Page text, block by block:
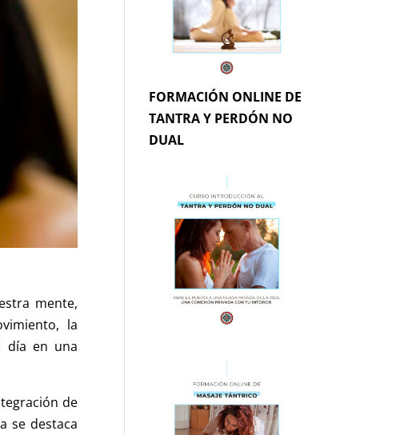
mente,
la
día en una
de
se destaca
FORMACIÓN ONLINE DE
TANTRA Y PERDÓN NO
DUAL